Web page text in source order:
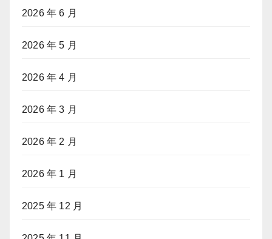
2026 年 6 月
2026 年 5 月
2026 年 4 月
2026 年 3 月
2026 年 2 月
2026 年 1 月
2025 年 12 月